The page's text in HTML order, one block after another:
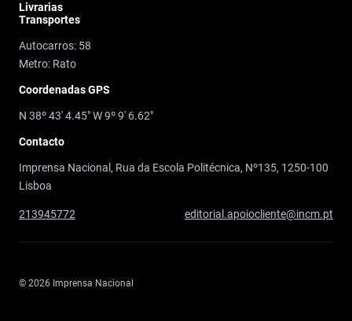
Livrarias
Transportes
Autocarros: 58
Metro: Rato
Coordenadas GPS
N 38º 43' 4.45" W 9º 9' 6.62"
Contacto
Imprensa Nacional, Rua da Escola Politécnica, Nº135, 1250-100
Lisboa
213945772 editorial.apoiocliente@incm.pt
© 2026 Imprensa Nacional